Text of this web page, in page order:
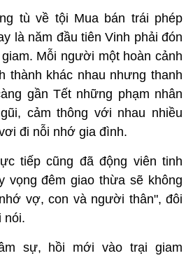
tù về tội Mua bán trái phép
là năm đầu tiên Vinh phải đón
Mỗi người một hoàn cảnh
thành khác nhau nhưng thanh
gần Tết những phạm nhân
cảm thông với nhau nhiều
đi nỗi nhớ gia đình.
tiếp cũng đã động viên tinh
vọng đêm giao thừa sẽ không
vợ, con và người thân", đôi
nói.
sự, hồi mới vào trại giam